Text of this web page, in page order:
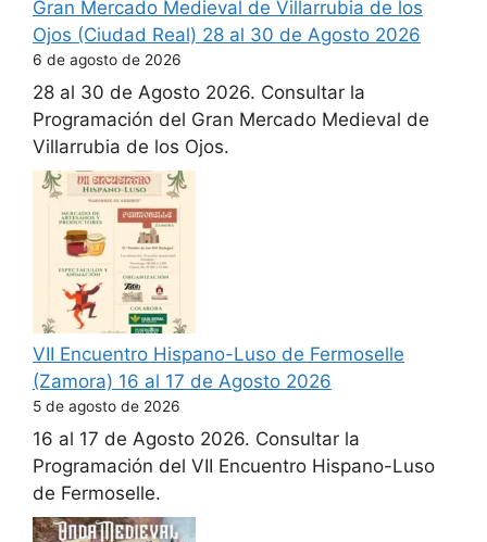
Gran Mercado Medieval de Villarrubia de los
Ojos (Ciudad Real) 28 al 30 de Agosto 2026
6 de agosto de 2026
28 al 30 de Agosto 2026. Consultar la
Programación del Gran Mercado Medieval de
Villarrubia de los Ojos.
VII Encuentro Hispano-Luso de Fermoselle
(Zamora) 16 al 17 de Agosto 2026
5 de agosto de 2026
16 al 17 de Agosto 2026. Consultar la
Programación del VII Encuentro Hispano-Luso
de Fermoselle.